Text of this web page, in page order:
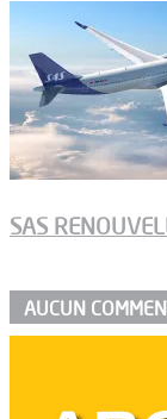
SAS
AUCUN